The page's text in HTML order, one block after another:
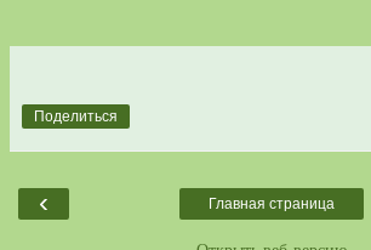
Поделиться
‹ Главная страница